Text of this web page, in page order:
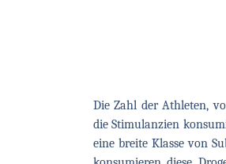
Die Zahl der Athleten,
die Stimulanzien
eine breite Klasse von